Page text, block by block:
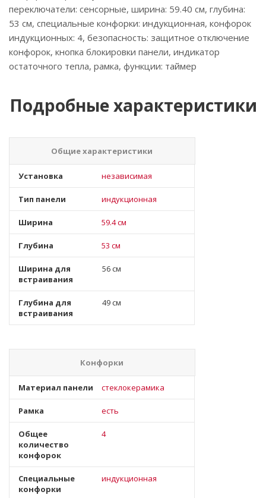
переключатели: сенсорные, ширина: 59.40 см, глубина:
53 см, специальные конфорки: индукционная, конфорок
индукционных: 4, безопасность: защитное отключение
конфорок, кнопка блокировки панели, индикатор
остаточного тепла, рамка, функции: таймер
Подробные характеристики
Общие характеристики
Установка независимая
Тип панели индукционная
Ширина 59.4 см
Глубина 53 см
Ширина для
встраивания
56 см
Глубина для
встраивания
49 см
Конфорки
Материал панели стеклокерамика
Рамка есть
Общее
количество
конфорок
4
Специальные
конфорки
индукционная